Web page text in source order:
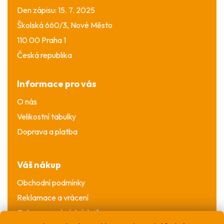
Den zápisu: 15. 7. 2025
Školská 660/3, Nové Město
110 00 Praha 1
Česká republika
Informace pro vás
O nás
Velikostní tabulky
Doprava a platba
Váš nákup
Obchodní podmínky
Reklamace a vrácení
Ochrana osobních údajů